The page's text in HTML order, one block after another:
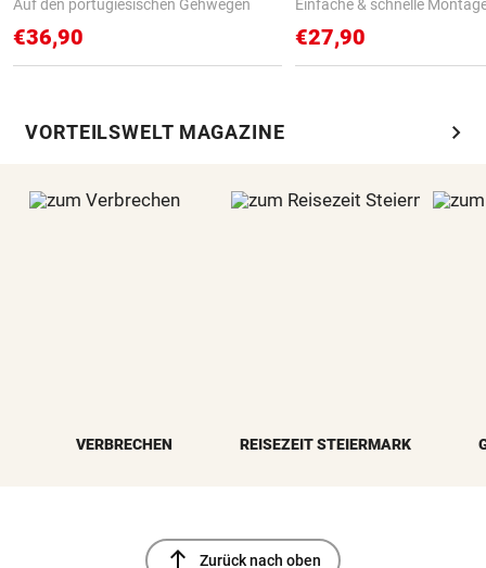
Auf den portugiesischen Gehwegen
€36,90
Einfache & schnelle
€27,90
VORTEILSWELT MAGAZINE chevron_right
VERBRECHEN REISEZEIT STEIERMARK
north Zurück nach oben